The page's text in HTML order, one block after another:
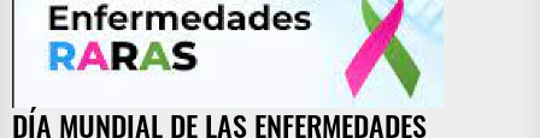
DÍA MUNDIAL DE LAS ENFERMEDADES